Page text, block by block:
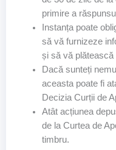
primire a
Instanța poate
să vă furnizeze
și să vă plătească
Dacă sunteți
aceasta poate fi
Decizia Curții de
Atât acțiunea
de la Curtea de
timbru.